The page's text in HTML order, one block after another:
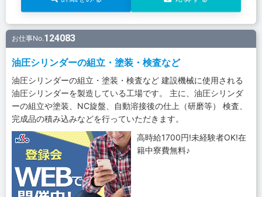
お仕事No.124083
油圧シリンダーの組立・塗装・検査など
油圧シリンダーの組立・塗装・検査など 建設機械に使用される
油圧シリンダーを製造している工場です。 主に、油圧シリンダ
ーの組立や塗装、NC旋盤、自動溶接後の仕上（研磨等） 検査、
完成品の積み込みなどを行っていただきます。
高時給1700円!未経験者OK!在
籍中寮費無料♪